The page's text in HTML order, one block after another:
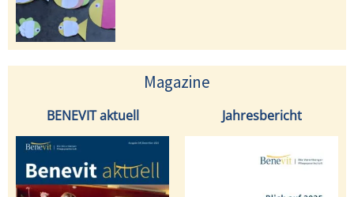
Magazine
BENEVIT aktuell Jahresbericht